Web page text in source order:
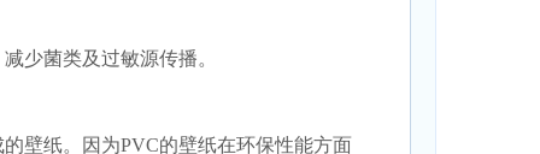
少菌类及过敏源传播。
壁纸。因为PVC的壁纸在环保性能方面